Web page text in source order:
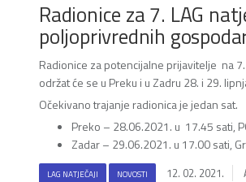
Radionice za 7. LAG
poljoprivrednih
Radionice za potencijalne prijavitelje na
održat će se u Preku i u Zadru 28. i 29.
Očekivano trajanje radionica je jedan sat.
Preko – 28.06.2021. u 17.45 sati,
Zadar – 29.06.2021. u 17.00 sati,
LAG NATJEČAJI NOVOSTI 12. 02. 2021.